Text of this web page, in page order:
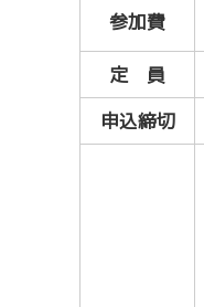
参加費
定 員
申込締切